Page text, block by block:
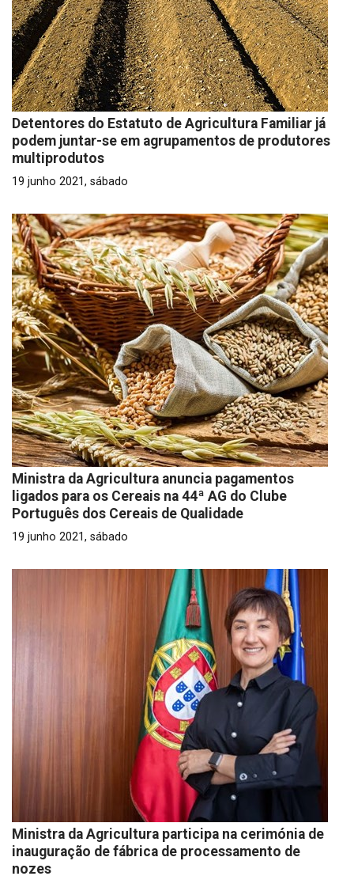
Detentores do Estatuto de Agricultura Familiar já
podem juntar-se em agrupamentos de produtores
multiprodutos
19 junho 2021, sábado
Ministra da Agricultura anuncia pagamentos
ligados para os Cereais na 44ª AG do Clube
Português dos Cereais de Qualidade
19 junho 2021, sábado
Ministra da Agricultura participa na cerimónia de
inauguração de fábrica de processamento de
nozes